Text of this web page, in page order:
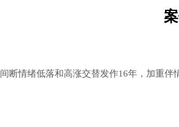
间断情绪低落和高涨交替发作16年，加重伴